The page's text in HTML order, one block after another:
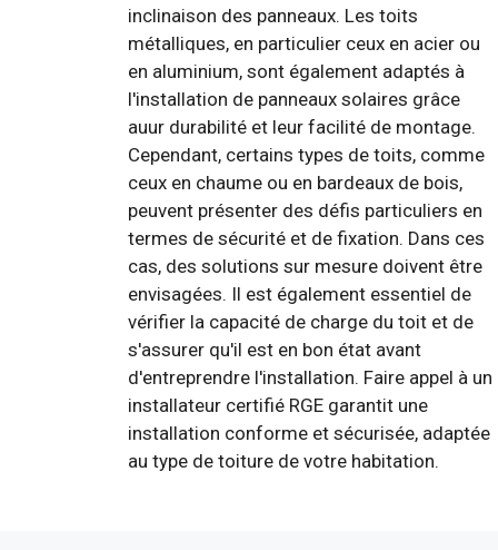
inclinaison des panneaux. Les toits
métalliques, en particulier ceux en acier ou
en aluminium, sont également adaptés à
l'installation de panneaux solaires grâce
auur durabilité et leur facilité de montage.
Cependant, certains types de toits, comme
ceux en chaume ou en bardeaux de bois,
peuvent présenter des défis particuliers en
termes de sécurité et de fixation. Dans ces
cas, des solutions sur mesure doivent être
envisagées. Il est également essentiel de
vérifier la capacité de charge du toit et de
s'assurer qu'il est en bon état avant
d'entreprendre l'installation. Faire appel à un
installateur certifié RGE garantit une
installation conforme et sécurisée, adaptée
au type de toiture de votre habitation.